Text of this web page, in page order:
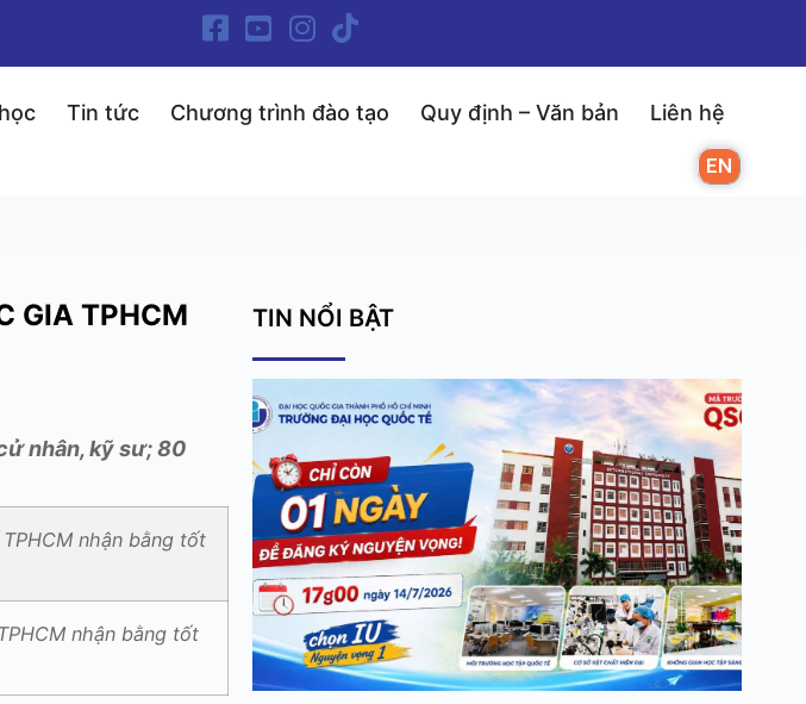
Tin tức Chương trình đào tạo Quy định – Văn bản Liên hệ
EN
GIA TPHCM
nhân, kỹ sư; 80
nhận bằng tốt
TIN NỔI BẬT